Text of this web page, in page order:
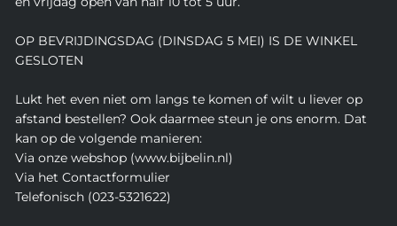
OP BEVRIJDINGSDAG (DINSDAG 5 MEI) IS DE WINKEL
GESLOTEN
Lukt het even niet om langs te komen of wilt u liever op
afstand bestellen? Ook daarmee steun je ons enorm. Dat
kan op de volgende manieren:
Via onze webshop (www.bijbelin.nl)
Via het Contactformulier
Telefonisch (023-5321622)